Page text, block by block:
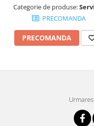
Greutati individuale
OIML E2
Greutati newtoniene
Categorie de produse:
PRECOMANDA
PRECOMANDA